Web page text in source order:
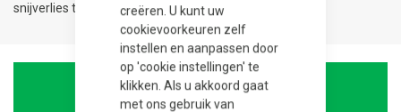
creëren. U kunt uw
cookievoorkeuren zelf
instellen en aanpassen door
op 'cookie instellingen' te
klikken. Als u akkoord gaat
met ons gebruik van
snijverlies te compenseren.
In Winkelwagen